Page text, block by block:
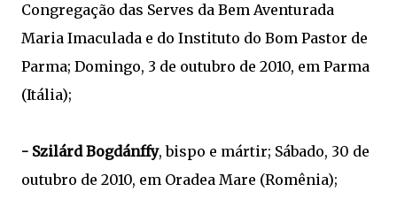
Congregação das Serves da Bem Aventurada
Maria Imaculada e do Instituto do Bom Pastor de
Parma; Domingo, 3 de outubro de 2010, em Parma
(Itália);
- Szilárd Bogdánffy, bispo e mártir; Sábado, 30 de
outubro de 2010, em Oradea Mare (Romênia);